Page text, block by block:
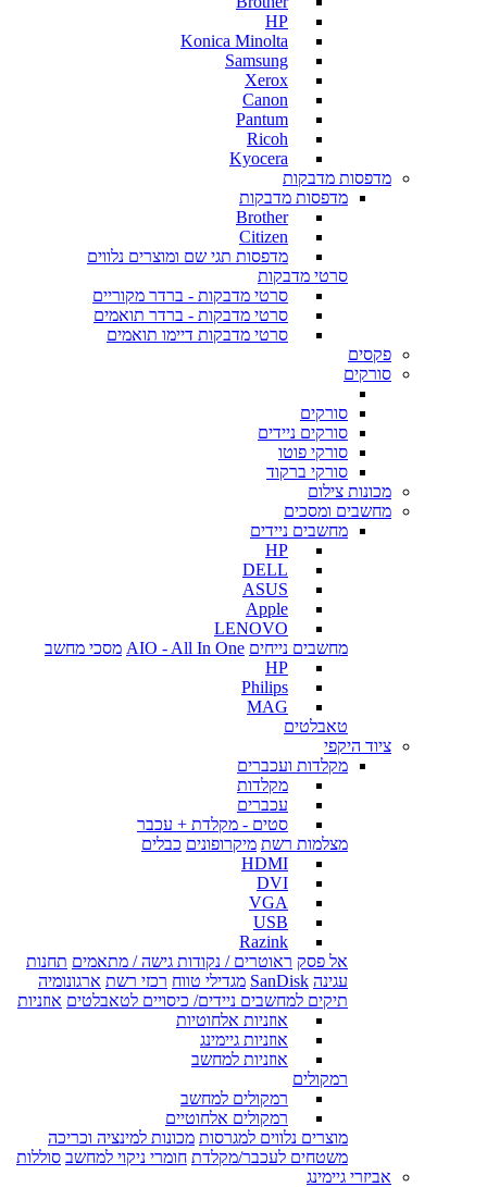
HP
Konica Minolta
Samsung
Xerox
Canon
Pantum
Ricoh
Kyocera
מדפסות מדבקות
מדפסות מדבקות
Brother
Citizen
מדפסות תגי שם ומוצרים נלווים
סרטי מדבקות
סרטי מדבקות - ברדר מקוריים
סרטי מדבקות - ברדר תואמים
סרטי מדבקות דיימו תואמים
פקסים
סורקים
סורקים
סורקים ניידים
סורקי פוטו
סורקי ברקוד
מכונות צילום
מחשבים ומסכים
מחשבים ניידים
HP
DELL
ASUS
Apple
LENOVO
מחשבים נייחים AIO - All In One מסכי מחשב
HP
Philips
MAG
טאבלטים
ציוד היקפי
מקלדות ועכברים
מקלדות
עכברים
סטים - מקלדת + עכבר
מצלמות רשת מיקרופונים כבלים
HDMI
DVI
VGA
USB
Razink
אל פסק ראוטרים / נקודות גישה / מתאמים תחנות
עגינה SanDisk מגדילי טווח רכזי רשת ארגונומיה
תיקים למחשבים ניידים/ כיסויים לטאבלטים אוזניות
אוזניות אלחוטיות
אוזניות גיימינג
אוזניות למחשב
רמקולים
רמקולים למחשב
רמקולים אלחוטיים
מוצרים נלווים למגרסות מכונות למינציה וכריכה
משטחים לעכבר/מקלדת חומרי ניקוי למחשב סוללות
אביזרי גיימינג